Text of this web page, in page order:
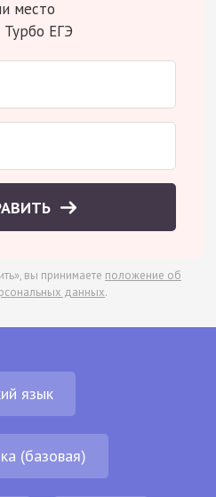
место
Турбо ЕГЭ
вы принимаете положение об
данных.
язык
(базовая)